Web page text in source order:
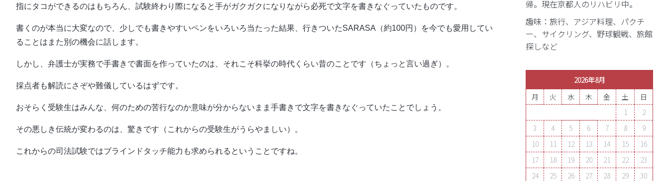
指にタコができるのはもちろん、試験終わり際になると手がガクガクになりながら必死で文字を書きなぐっていたものです。
書くのが本当に大変なので、少しでも書きやすいペンをいろいろ当たった結果、行きついたSARASA（約100円）を今でも愛用してい
ることはまた別の機会に話します。
しかし、弁護士が実務で手書きで書面を作っていたのは、それこそ科挙の時代くらい昔のことです（ちょっと言い過ぎ）。
採点者も解読にさぞや難儀しているはずです。
おそらく受験生はみんな、何のための苦行なのか意味が分からないまま手書きで文字を書きなぐっていたことでしょう。
その悪しき伝統が変わるのは、驚きです（これからの受験生がうらやましい）。
これからの司法試験ではブラインドタッチ能力も求められるということですね。
帰。現在京都人のリハビリ中。
趣味：旅行、アジア料理、パクチ
ー、サイクリング、野球観戦、旅館
探しなど
2026年8月
月
火 水 木 金 土
日
1
2
3
4 5 6 7 8
9
10
11 12 13 14 15
16
17
18 19 20 21 22
23
24
25 26 27 28 29
30